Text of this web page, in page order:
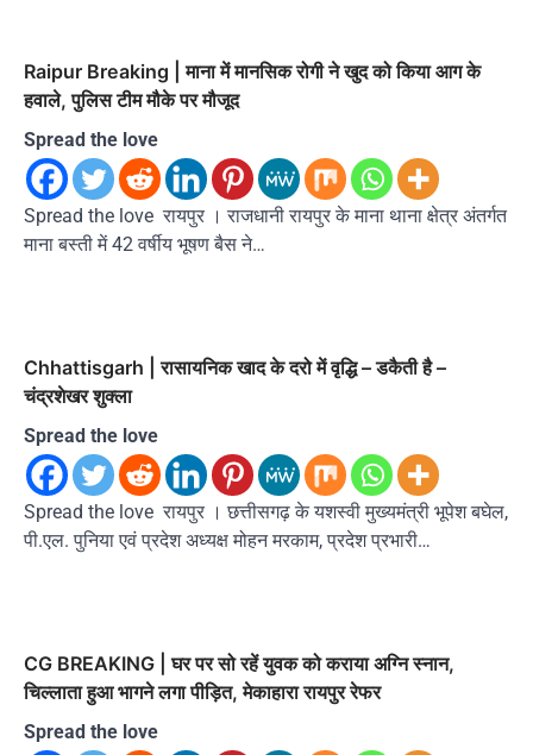
Raipur Breaking | माना में मानसिक रोगी ने खुद को किया आग के
हवाले, पुलिस टीम मौके पर मौजूद
Spread the love
Spread the love रायपुर । राजधानी रायपुर के माना थाना क्षेत्र अंतर्गत
माना बस्ती में 42 वर्षीय भूषण बैस ने…
Chhattisgarh | रासायनिक खाद के दरो में वृद्धि – डकैती है –
चंद्रशेखर शुक्ला
Spread the love
Spread the love रायपुर । छत्तीसगढ़ के यशस्वी मुख्यमंत्री भूपेश बघेल,
पी.एल. पुनिया एवं प्रदेश अध्यक्ष मोहन मरकाम, प्रदेश प्रभारी…
CG BREAKING | घर पर सो रहें युवक को कराया अग्नि स्नान,
चिल्लाता हुआ भागने लगा पीड़ित, मेकाहारा रायपुर रेफर
Spread the love